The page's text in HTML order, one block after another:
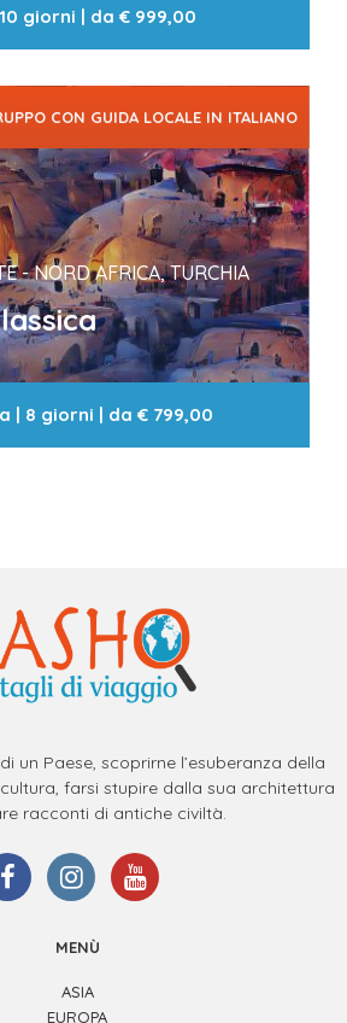
10 giorni | da€ 999,00
CON GUIDA LOCALE IN ITALIANO
- NORD AFRICA, TURCHIA
| 8 giorni | da€ 799,00
un Paese, scoprirne l’esuberanza della
farsi stupire dalla sua architettura
racconti di antiche civiltà.
MENÙ
ASIA
EUROPA